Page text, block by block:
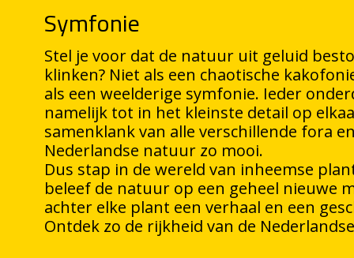
Symfonie
Stel je voor dat de natuur uit geluid
klinken? Niet als een chaotische
als een weelderige symfonie. Ieder
namelijk tot in het kleinste detail op
samenklank van alle verschillende fora
Nederlandse natuur zo mooi.
Dus stap in de wereld van inheemse
beleef de natuur op een geheel nieuwe
achter elke plant een verhaal en een
Ontdek zo de rijkheid van de